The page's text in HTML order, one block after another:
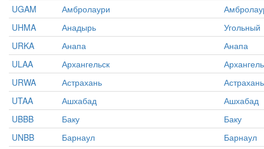
UGAM
Амбролаури
UHMA
Анадырь
Угольный
URKA
Анапа
Анапа
ULAA
Архангельск
URWA
Астрахань
Астрахань
UTAA
Ашхабад
Ашхабад
UBBB
Баку
Баку
UNBB
Барнаул
Барнаул